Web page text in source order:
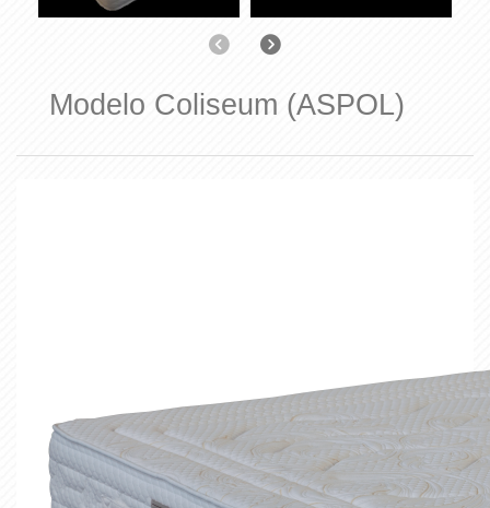
AnteriorSiguiente
Modelo Coliseum (ASPOL)